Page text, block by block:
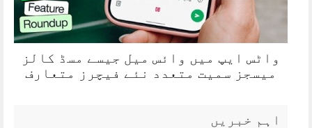
واٹس ایپ میں وائس میل جیسے مسڈ کالز
میسجز سمیت متعدد نئے فیچرز متعارف
اہم خبریں